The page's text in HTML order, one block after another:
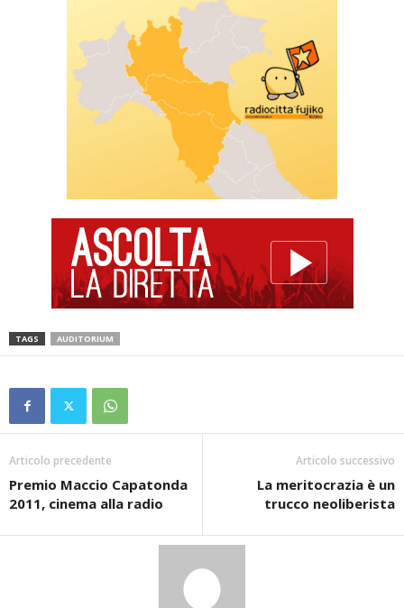
TAGS AUDITORIUM
Articolo precedente
Premio Maccio Capatonda
2011, cinema alla radio
Articolo successivo
La meritocrazia è un
trucco neoliberista